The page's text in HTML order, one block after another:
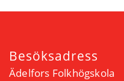
Besöksadress
Ädelfors Folkhögskola